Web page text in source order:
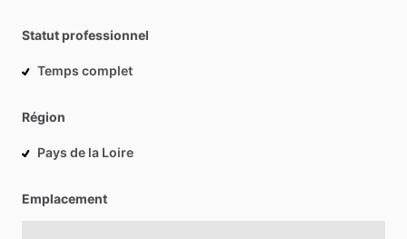
Statut professionnel
Temps complet
Région
Pays de la Loire
Emplacement